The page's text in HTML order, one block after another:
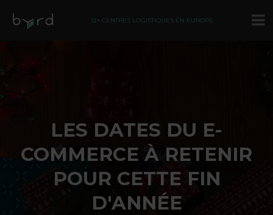
12+ CENTRES LOGISTIQUES EN EUROPE
LES DATES DU E-
COMMERCE À RETENIR
POUR CETTE FIN
D'ANNÉE